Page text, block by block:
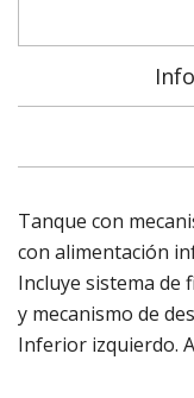
Tanque con
con alimentación
Incluye sistema de
y mecanismo de
Inferior izquierdo.